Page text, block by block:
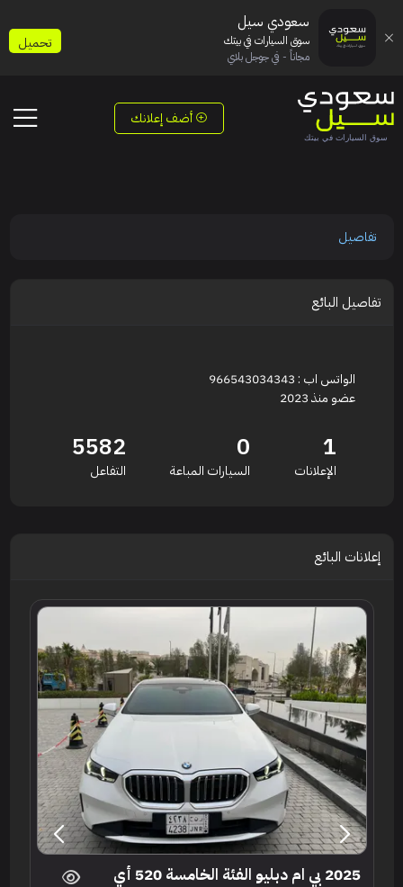
أضف إعلانك
تفاصيل
تفاصيل البائع
الواتس اب : 966543034343
عضو منذ 2023
1
الإعلانات
0
السيارات المباعة
5582
التفاعل
إعلانات البائع
2025 بي ام دبليو الفئة الخامسة 520 أي
سعودي سيل
سوق السيارات في بيتك
مجاناً - في جوجل بلاي
تحميل